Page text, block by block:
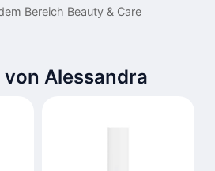
Bereich Beauty & Care
Alessandra